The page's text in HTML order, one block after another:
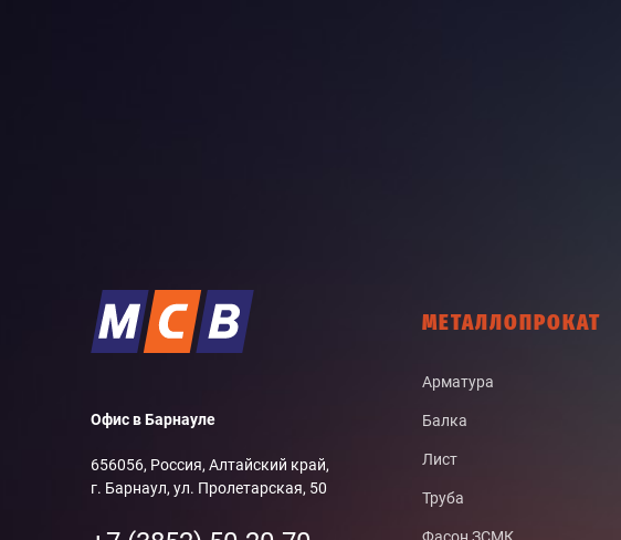
МЕТАЛЛОПРОКАТ
Арматура
Балка
Лист
Труба
Офис в Барнауле
656056, Россия, Алтайский край,
г. Барнаул, ул. Пролетарская, 50